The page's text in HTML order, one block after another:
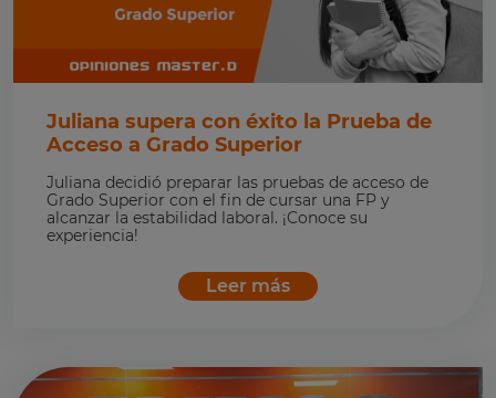
Juliana supera con éxito la Prueba de
Acceso a Grado Superior
Juliana decidió preparar las pruebas de acceso de
Grado Superior con el fin de cursar una FP y
alcanzar la estabilidad laboral. ¡Conoce su
experiencia!
Leer más